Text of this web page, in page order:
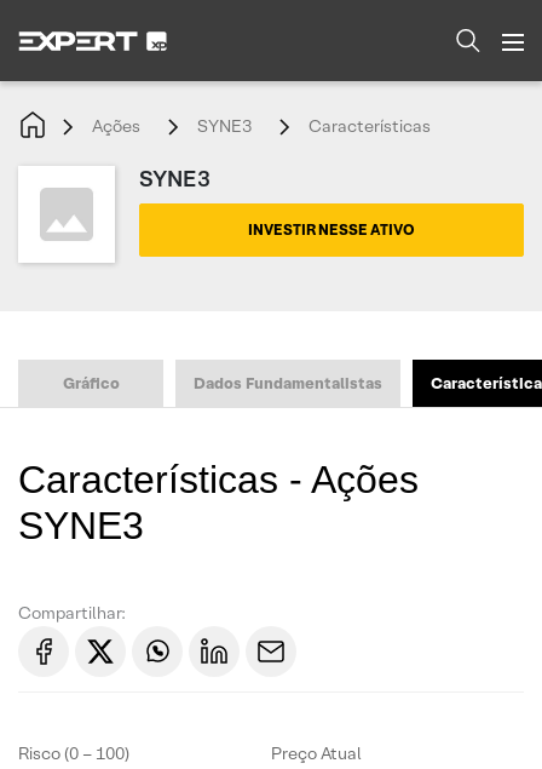
Ações SYNE3 Características
SYNE3
INVESTIR NESSE ATIVO
Gráfico Dados Fundamentalistas
Características - Ações
SYNE3
Compartilhar:
Risco (0 – 100)
Preço Atual